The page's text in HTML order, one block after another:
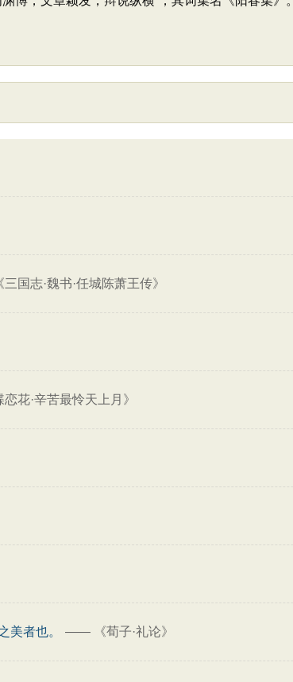
三国志·魏书·任城陈萧王传》
花·辛苦最怜天上月》
美者也。 —— 《荀子·礼论》